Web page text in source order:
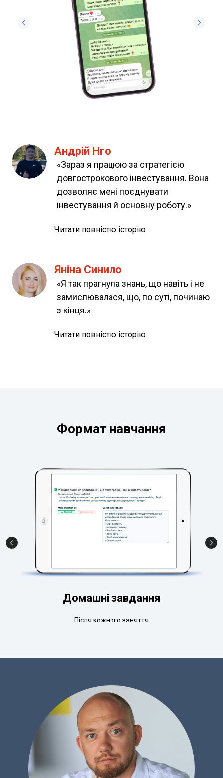
Андрій Нго
«Зараз я працюю за стратегією
довгострокового інвестування. Вона
дозволяє мені поєднувати
інвестування й основну роботу.»
Читати повністю історію
Яніна Синило
«Я так прагнула знань, що навіть і не
замислювалася, що, по суті, починаю
з кінця.»
Читати повністю історію
Формат навчання
Домашні завдання
Після кожного заняття